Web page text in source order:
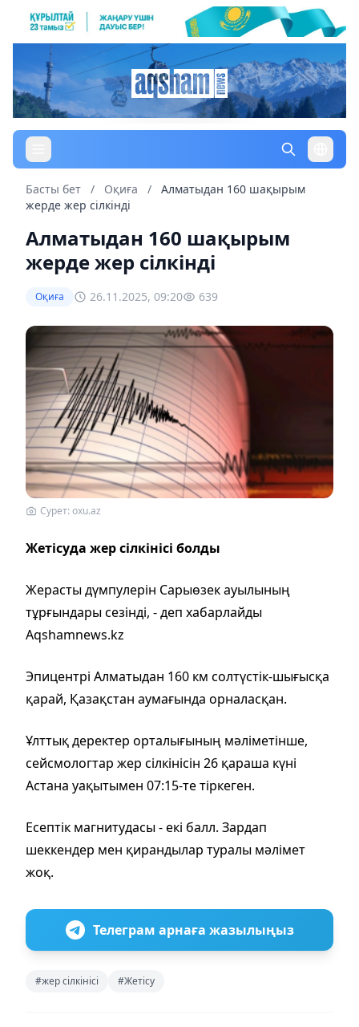
Басты бет / Оқиға /
Алматыдан 160 шақырым
жерде жер сілкінді
Алматыдан 160 шақырым
жерде жер сілкінді
Оқиға 26.11.2025, 09:20 639
Сурет: oxu.az
Жетісуда жер сілкінісі болды
Жерасты дүмпулерін Сарыөзек ауылының
тұрғындары сезінді, - деп хабарлайды
Aqshamnews.kz
Эпицентрі Алматыдан 160 км солтүстік-шығысқа
қарай, Қазақстан аумағында орналасқан.
Ұлттық деректер орталығының мәліметінше,
сейсмологтар жер сілкінісін 26 қараша күні
Астана уақытымен 07:15-те тіркеген.
Есептік магнитудасы - екі балл. Зардап
шеккендер мен қирандылар туралы мәлімет
жоқ.
Телеграм арнаға жазылыңыз
#жер сілкінісі #Жетісу